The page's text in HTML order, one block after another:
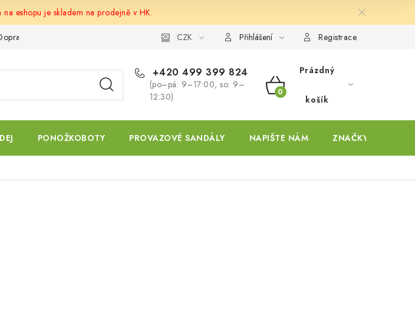
eshopu je skladem na prodejně v HK.
a platba CZK Přihlášení Registrace
+420 499 399 824
(po–pá: 9–17:00, so: 9–
12:30)
NÁKUPNÍ
KOŠÍK
Prázdný
košík
PONOŽKOBOTY PROVAZOVÉ SANDÁLY NAPIŠTE NÁM ZNAČKY